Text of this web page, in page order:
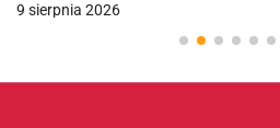
9 sierpnia 2026